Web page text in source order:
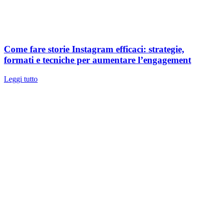
Come fare storie Instagram efficaci: strategie,
formati e tecniche per aumentare l’engagement
Leggi tutto